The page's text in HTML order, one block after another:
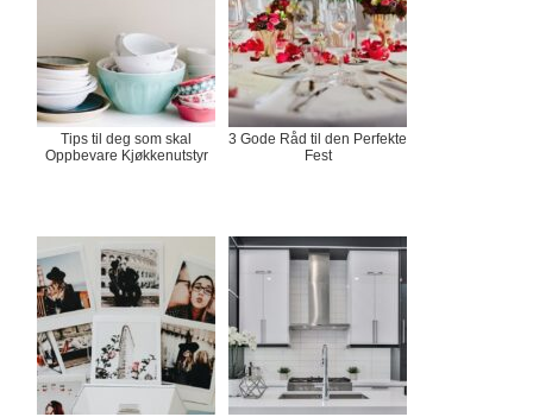
Tips til deg som skal
Oppbevare Kjøkkenutstyr
3 Gode Råd til den Perfekte
Fest